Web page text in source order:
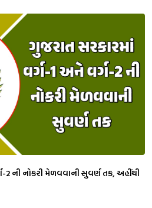
2 ની નોકરી મેળવવાની સુવર્ણ તક, અહીંથી